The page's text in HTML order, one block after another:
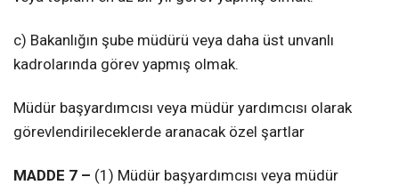
c) Bakanlığın şube müdürü veya daha üst unvanlı
kadrolarında görev yapmış olmak.
Müdür başyardımcısı veya müdür yardımcısı olarak
görevlendirileceklerde aranacak özel şartlar
MADDE 7 – (1) Müdür başyardımcısı veya müdür